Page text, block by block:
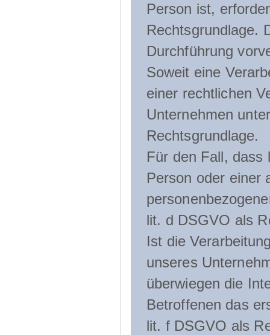
Person ist,
Rechtsgrundlage.
Durchführung
Soweit eine
einer rechtlichen
Unternehmen
Rechtsgrundlage.
Für den Fall, dass
Person oder einer
lit. d DSGVO als
Ist die
unseres
überwiegen die
Betroffenen das
lit. f DSGVO als